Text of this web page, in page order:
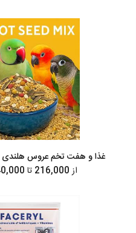
غذا و هفت تخم عروس هلندی
از216,000 تا3,840,000 تومان